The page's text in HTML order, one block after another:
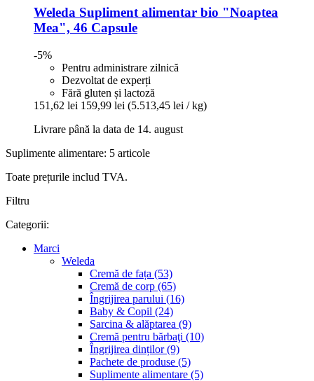
Weleda Supliment alimentar bio "Noaptea
Mea", 46 Capsule
-5%
Pentru administrare zilnică
Dezvoltat de experți
Fără gluten și lactoză
151,62 lei 159,99 lei (5.513,45 lei / kg)
Livrare până la data de 14. august
Suplimente alimentare: 5 articole
Toate prețurile includ TVA.
Filtru
Categorii:
Marci
Weleda
Cremă de fața (53)
Cremă de corp (65)
Îngrijirea parului (16)
Baby & Copil (24)
Sarcina & alăptarea (9)
Cremă pentru bărbaţi (10)
Îngrijirea dinților (9)
Pachete de produse (5)
Suplimente alimentare (5)